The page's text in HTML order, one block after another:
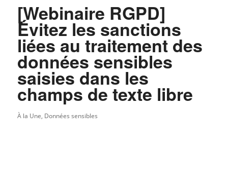
[Webinaire RGPD]
Évitez les sanctions
liées au traitement des
données sensibles
saisies dans les
champs de texte libre
À la Une Données sensibles